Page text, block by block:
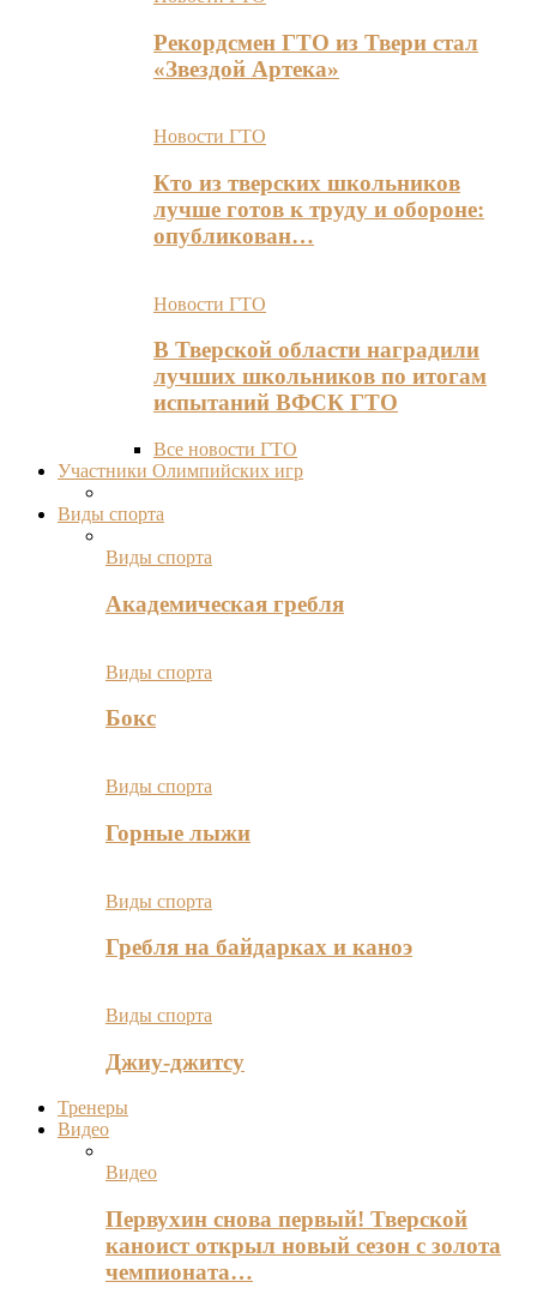
Рекордсмен ГТО из Твери стал
«Звездой Артека»
Новости ГТО
Кто из тверских школьников
лучше готов к труду и обороне:
опубликован…
Новости ГТО
В Тверской области наградили
лучших школьников по итогам
испытаний ВФСК ГТО
Все новости ГТО
Участники Олимпийских игр
Виды спорта
Виды спорта
Академическая гребля
Виды спорта
Бокс
Виды спорта
Горные лыжи
Виды спорта
Гребля на байдарках и каноэ
Виды спорта
Джиу-джитсу
Тренеры
Видео
Видео
Первухин снова первый! Тверской
каноист открыл новый сезон с золота
чемпионата…